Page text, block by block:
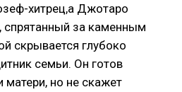
хитрец,а Джотаро
спрятанный за каменным
скрывается глубоко
семьи. Он готов
но не скажет